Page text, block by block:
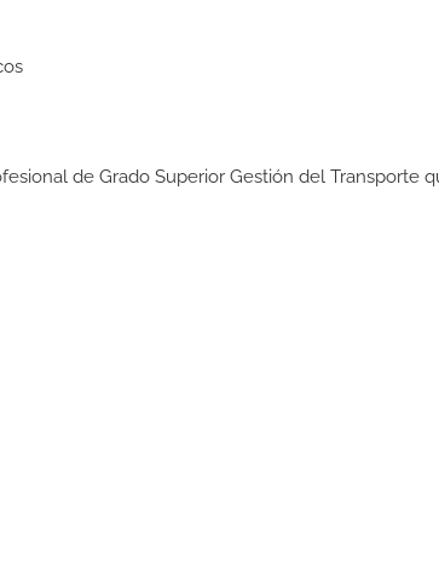
de Grado Superior Gestión del Transporte